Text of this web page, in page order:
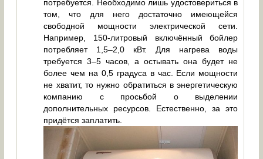
потребуется. Необходимо лишь удостовериться в
том, что для него достаточно имеющейся
свободной мощности электрической сети.
Например, 150-литровый включённый бойлер
потребляет 1,5–2,0 кВт. Для нагрева воды
требуется 3–5 часов, а остывать она будет не
более чем на 0,5 градуса в час. Если мощности
не хватит, то нужно обратиться в энергетическую
компанию с просьбой о выделении
дополнительных ресурсов. Естественно, за это
придётся заплатить.